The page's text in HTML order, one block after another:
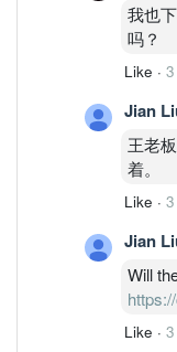
我也
吗？
Like ·
Jian
王老
着。
Like ·
Jian
Will
Like ·